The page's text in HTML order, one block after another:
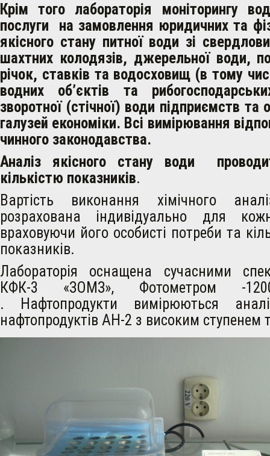
Крім того лабораторія моніторингу
послуги на замовлення юридичних та
якісного стану питної води зі
шахтних колодязів, джерельної води,
річок, ставків та водосховищ (в тому
водних об’єктів та
зворотної (стічної) води підприємств та
галузей економіки. Всі вимірювання
чинного законодавства.
Аналіз якісного стану води
кількістю показників.
Вартість виконання хімічного
розрахована індивідуально для
враховуючи його особисті потреби та
показників.
Лабораторія оснащена сучасними
КФК-3 «ЗОМЗ», Фотометром -
. Нафтопродукти вимірюються
нафтопродуктів АН-2 з високим ступенем